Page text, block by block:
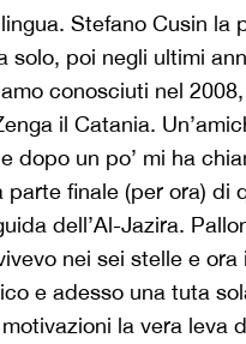
Stefano Cusin la
solo, poi negli ultimi
conosciuti nel
il Catania.
dopo un po’ mi ha
parte finale (per ora) di
dell’Al-Jazira.
nei sei stelle e
e adesso una tuta
la vera leva